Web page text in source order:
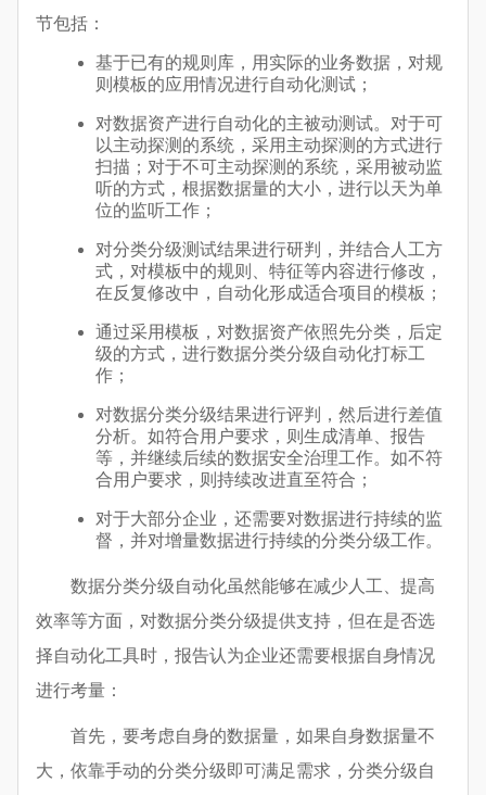
节包括：
基于已有的规则库，用实际的业务数据，对规
则模板的应用情况进行自动化测试；
对数据资产进行自动化的主被动测试。对于可
以主动探测的系统，采用主动探测的方式进行
扫描；对于不可主动探测的系统，采用被动监
听的方式，根据数据量的大小，进行以天为单
位的监听工作；
对分类分级测试结果进行研判，并结合人工方
式，对模板中的规则、特征等内容进行修改，
在反复修改中，自动化形成适合项目的模板；
通过采用模板，对数据资产依照先分类，后定
级的方式，进行数据分类分级自动化打标工
作；
对数据分类分级结果进行评判，然后进行差值
分析。如符合用户要求，则生成清单、报告
等，并继续后续的数据安全治理工作。如不符
合用户要求，则持续改进直至符合；
对于大部分企业，还需要对数据进行持续的监
督，并对增量数据进行持续的分类分级工作。
数据分类分级自动化虽然能够在减少人工、提高
效率等方面，对数据分类分级提供支持，但在是否选
择自动化工具时，报告认为企业还需要根据自身情况
进行考量：
首先，要考虑自身的数据量，如果自身数据量不
大，依靠手动的分类分级即可满足需求，分类分级自